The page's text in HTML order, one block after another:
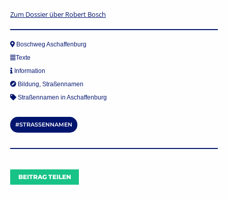
Zum Dossier über Robert Bosch
Boschweg Aschaffenburg
Texte
Information
Bildung, Straßennamen
Straßennamen in Aschaffenburg
STRASSENNAMEN
BEITRAG TEILEN